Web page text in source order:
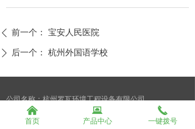
ꄴ 前一个： 宝安人民医院
ꄲ 后一个： 杭州外国语学校
公司名称：杭州罗瓦环境工程设备有限公司
联系人：康经理
낀
首页
뀵
产品中心
끅
一键拨号